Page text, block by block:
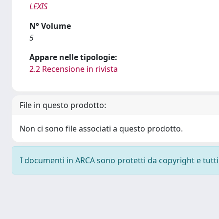
LEXIS
N° Volume
5
Appare nelle tipologie:
2.2 Recensione in rivista
File in questo prodotto:
Non ci sono file associati a questo prodotto.
I documenti in ARCA sono protetti da copyright e